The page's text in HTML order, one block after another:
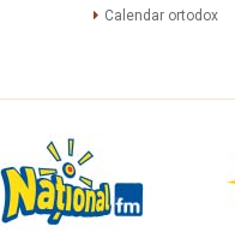
Calendar ortodox